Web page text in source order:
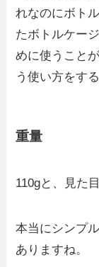
れなのにボト
たボトルケー
めに使うこと
う使い方をす
重量
110gと、見た
本当にシンプ
ありますね。